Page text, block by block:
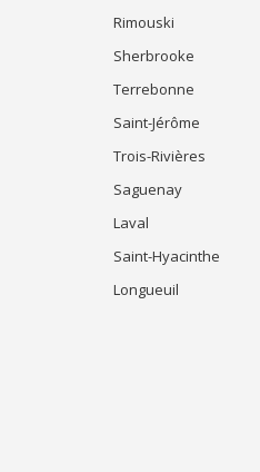
Rimouski
Sherbrooke
Terrebonne
Saint-Jérôme
Trois-Rivières
Saguenay
Laval
Saint-Hyacinthe
Longueuil